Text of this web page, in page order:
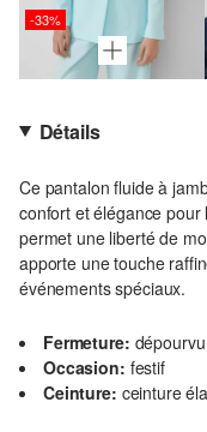
-33%
Détails
Ce pantalon fluide à
confort et élégance
permet une liberté de
apporte une touche
événements spéciaux.
Fermeture:
Occasion: festif
Ceinture: ceinture